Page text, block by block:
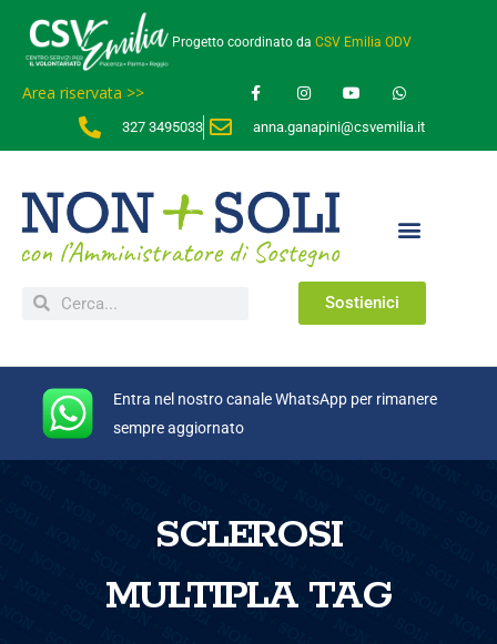
Progetto coordinato da CSV Emilia ODV
Area riservata >>
327 3495033 anna.ganapini@csvemilia.it
Sostienici
Entra nel nostro canale WhatsApp per rimanere
sempre aggiornato
SCLEROSI
MULTIPLA TAG